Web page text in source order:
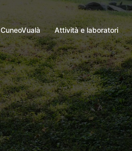
CuneoVualà Attività e laboratori